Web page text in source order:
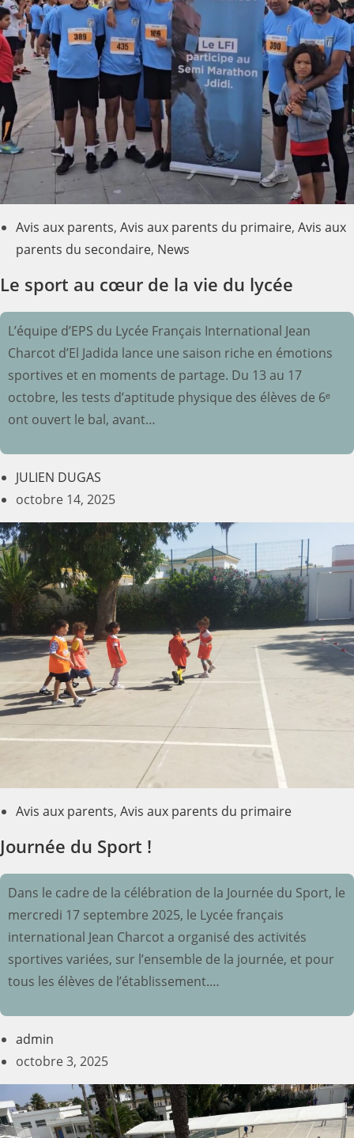
Avis aux parents, Avis aux parents du primaire, Avis aux
parents du secondaire, News
Le sport au cœur de la vie du lycée
L’équipe d’EPS du Lycée Français International Jean
Charcot d’El Jadida lance une saison riche en émotions
sportives et en moments de partage. Du 13 au 17
octobre, les tests d’aptitude physique des élèves de 6ᵉ
ont ouvert le bal, avant…
JULIEN DUGAS
octobre 14, 2025
Avis aux parents, Avis aux parents du primaire
Journée du Sport !
Dans le cadre de la célébration de la Journée du Sport, le
mercredi 17 septembre 2025, le Lycée français
international Jean Charcot a organisé des activités
sportives variées, sur l’ensemble de la journée, et pour
tous les élèves de l’établissement.…
admin
octobre 3, 2025